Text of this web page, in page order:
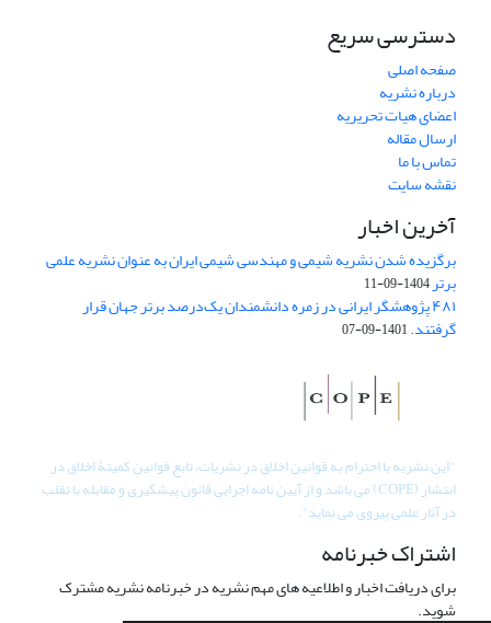
دسترسی سریع
صفحه اصلی
درباره نشریه
اعضای هیات تحریریه
ارسال مقاله
تماس با ما
نقشه سایت
آخرین اخبار
برگزیده شدن نشریه شیمی و مهندسی شیمی ایران به عنوان نشریه علمی
برتر1404-09-11
۴۸۱ پژوهشگر ایرانی در زمره دانشمندان یک‌درصد برتر جهان قرار
گرفتند.1401-09-07
"این نشریه با احترام به قوانین اخلاق در نشریات، تابع قوانین کمیتۀ اخلاق در
انتشار (COPE) می باشد و از آیین نامه اجرایی قانون پیشگیری و مقابله با تقلب
در آثار علمی پیروی می نماید".
اشتراک خبرنامه
برای دریافت اخبار و اطلاعیه های مهم نشریه در خبرنامه نشریه مشترک
شوید.